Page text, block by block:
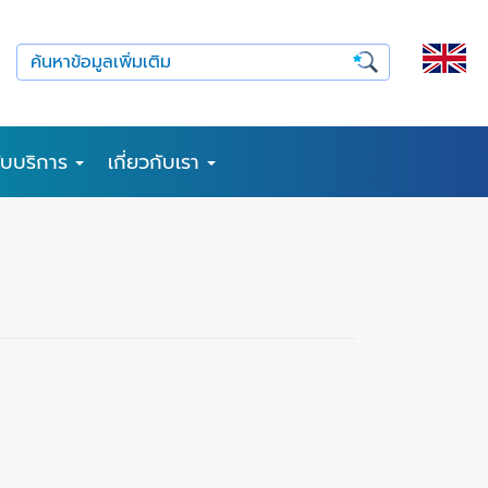
บริการ เกี่ยวกับเรา